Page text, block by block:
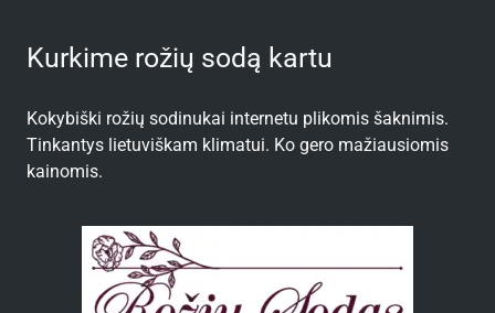
Kurkime rožių sodą kartu
Kokybiški rožių sodinukai internetu plikomis šaknimis.
Tinkantys lietuviškam klimatui. Ko gero mažiausiomis
kainomis.